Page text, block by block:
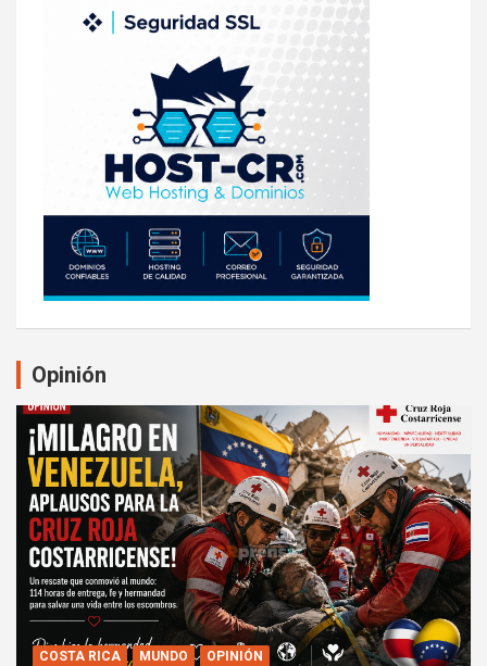
Opinión
COSTA RICA MUNDO OPINIÓN